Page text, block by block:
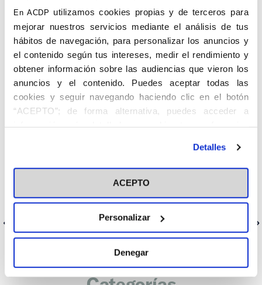
En ACDP utilizamos cookies propias y de terceros para
mejorar nuestros servicios mediante el análisis de tus
hábitos de navegación, para personalizar los anuncios y
el contenido según tus intereses, medir el rendimiento y
obtener información sobre las audiencias que vieron los
anuncios y el contenido. Puedes aceptar todas las
cookies y seguir navegando haciendo clic en el botón
“ACEPTO”; de forma alternativa, puedes acceder a
información más detallada y cambiar tus preferencias
en el botón "Personalizar". Para más información puedes
visitar nuestra Política de Cookies
Detalles
ACEPTO
Personalizar
Denegar
EL EFECTO AVESTRUZ
opción, pero estamos convencidos de que hay otra manera de
serie de entrevistas de la Asociación Católica de
Propagandistas (ACdP) para responder a los debates que nos
tocan más de cerca. Sin pelos en la lengua, pero con el humor y
la esperanza por bandera. ¿Te sumas?